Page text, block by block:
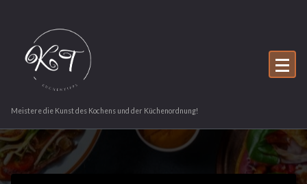
springen
Meistere die Kunst des Kochens und der Küchenordnung!